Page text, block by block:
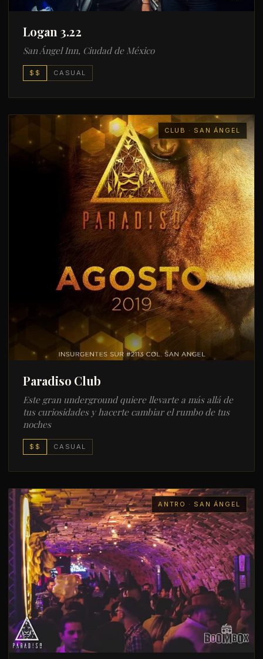
Logan 3.22
San Ángel Inn, Ciudad de México
$$ CASUAL
CLUB · SAN ÁNGEL
Paradiso Club
Este gran underground quiere llevarte a más allá de
tus curiosidades y hacerte cambiar el rumbo de tus
noches
$$ CASUAL
ANTRO · SAN ÁNGEL